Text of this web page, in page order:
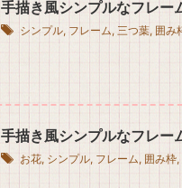
手描き風シンプルなフレー
シンプル, フレーム, 三つ葉, 囲み
手描き風シンプルなフレー
お花, シンプル, フレーム, 囲み枠,